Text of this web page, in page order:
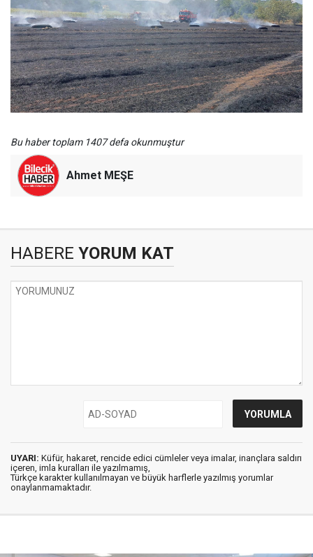
Bu haber toplam 1407 defa okunmuştur
Ahmet MEŞE
HABERE YORUM KAT
UYARI: Küfür, hakaret, rencide edici cümleler veya imalar, inançlara saldırı
içeren, imla kuralları ile yazılmamış,
Türkçe karakter kullanılmayan ve büyük harflerle yazılmış yorumlar
onaylanmamaktadır.